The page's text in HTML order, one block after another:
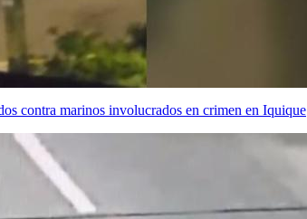
contra marinos involucrados en crimen en Iquique